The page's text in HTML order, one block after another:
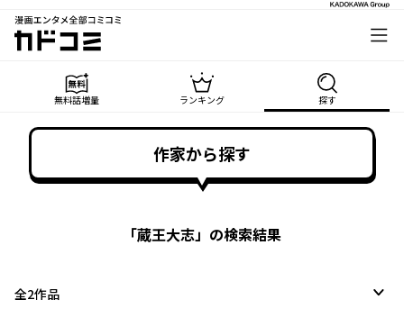
漫画エンタメ全部コミコミ
カドコミ
無料話増量 ランキング 探す
作家から探す
「蔵王大志」の検索結果
全2作品